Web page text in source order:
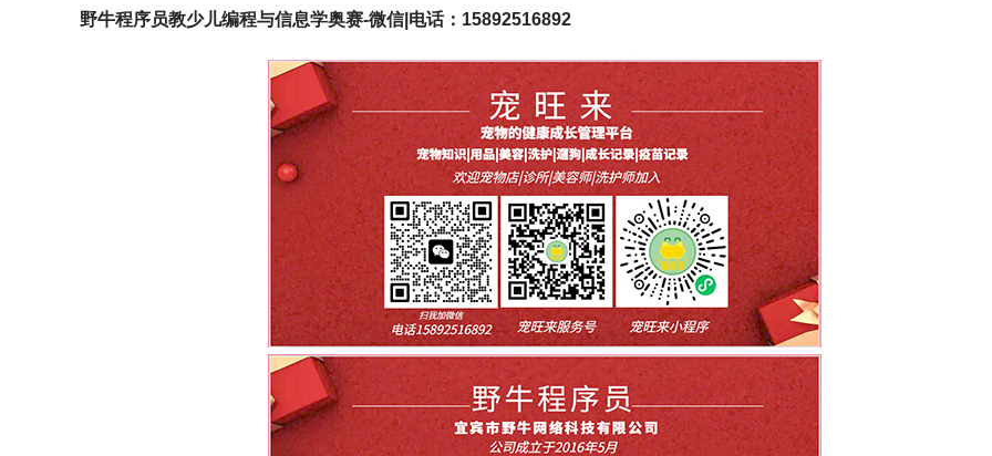
野牛程序员教少儿编程与信息学奥赛-微信|电话：15892516892